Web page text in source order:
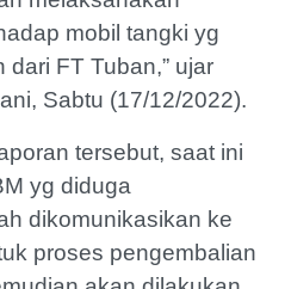
mobil tangki yg
FT Tuban,” ujar
Sabtu (17/12/2022).
tersebut, saat ini
yg diduga
dikomunikasikan ke
proses pengembalian